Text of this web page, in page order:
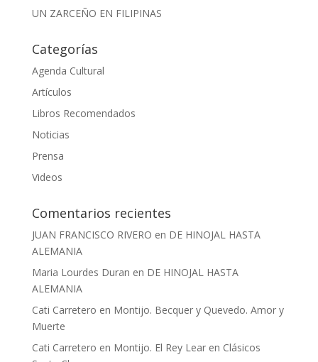
UN ZARCEÑO EN FILIPINAS
Categorías
Agenda Cultural
Artículos
Libros Recomendados
Noticias
Prensa
Videos
Comentarios recientes
JUAN FRANCISCO RIVERO en DE HINOJAL HASTA
ALEMANIA
Maria Lourdes Duran en DE HINOJAL HASTA
ALEMANIA
Cati Carretero en Montijo. Becquer y Quevedo. Amor y
Muerte
Cati Carretero en Montijo. El Rey Lear en Clásicos